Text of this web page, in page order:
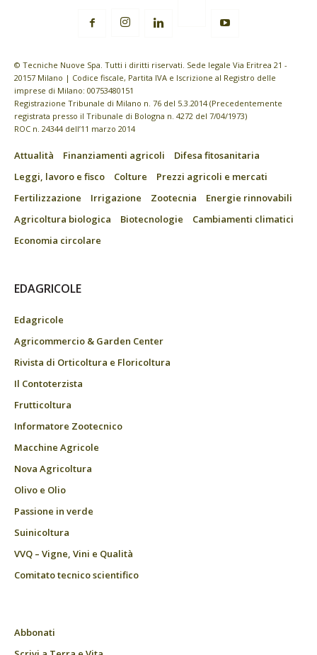
© Tecniche Nuove Spa. Tutti i diritti riservati. Sede legale Via Eritrea 21 -
20157 Milano | Codice fiscale, Partita IVA e Iscrizione al Registro delle
imprese di Milano: 00753480151
Registrazione Tribunale di Milano n. 76 del 5.3.2014 (Precedentemente
registrata presso il Tribunale di Bologna n. 4272 del 7/04/1973)
ROC n. 24344 dell’11 marzo 2014
Attualità Finanziamenti agricoli
Difesa fitosanitaria
Leggi, lavoro e fisco
Colture
Prezzi agricoli e mercati
Fertilizzazione
Irrigazione Zootecnia
Energie rinnovabili
Agricoltura biologica
Biotecnologie
Cambiamenti climatici
Economia circolare
EDAGRICOLE
Edagricole
Agricommercio & Garden Center
Rivista di Orticoltura e Floricoltura
Il Contoterzista
Frutticoltura
Informatore Zootecnico
Macchine Agricole
Nova Agricoltura
Olivo e Olio
Passione in verde
Suinicoltura
VVQ – Vigne, Vini e Qualità
Comitato tecnico scientifico
Abbonati